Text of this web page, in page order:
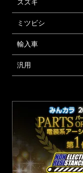
スズキ
ミツビシ
輸入車
汎用